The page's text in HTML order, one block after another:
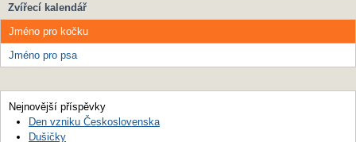
Zvířecí kalendář
Jméno pro kočku
Jméno pro psa
Nejnovější příspěvky
Den vzniku Československa
Dušičky